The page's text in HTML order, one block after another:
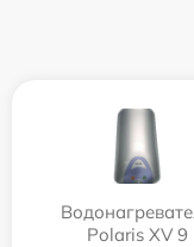
Polaris XV 9